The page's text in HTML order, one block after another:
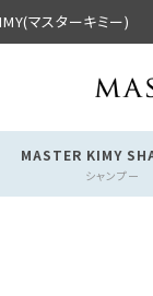
マスターキミー)
MASTER KIMY
シャンプー